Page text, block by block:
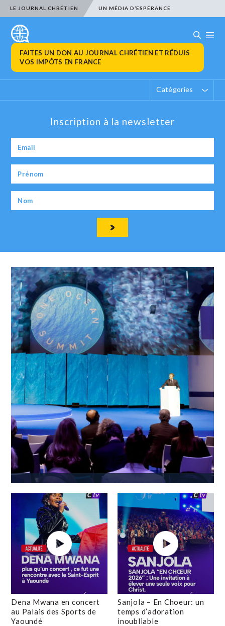
LE JOURNAL CHRÉTIEN UN MÉDIA D’ESPÉRANCE
FAITES UN DON AU JOURNAL CHRÉTIEN ET RÉDUIS
VOS IMPÔTS EN FRANCE
Catégories
Inscription à la newsletter
Dena Mwana en concert
au Palais des Sports de
Yaoundé
Sanjola – En Choeur: un
temps d’adoration
inoubliable